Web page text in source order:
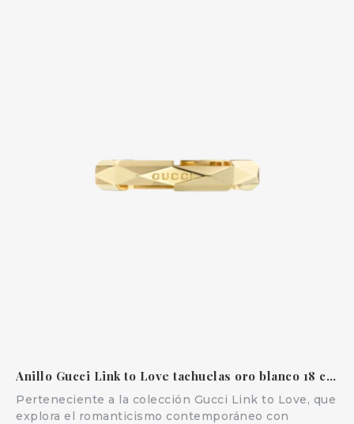
Anillo Gucci Link to Love tachuelas oro blanco 18 ct apilable
Perteneciente a la colección Gucci Link to Love, que
explora el romanticismo contemporáneo con